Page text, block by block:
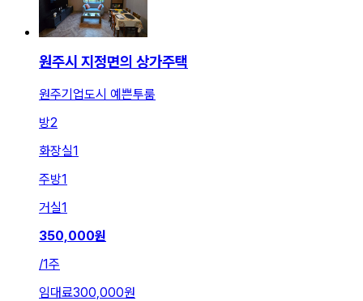
원주시 지정면의 상가주택
원주기업도시 예쁜투룸
방2
화장실1
주방1
거실1
350,000원
/1주
임대료300,000원